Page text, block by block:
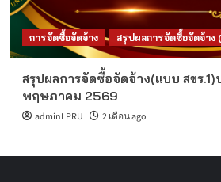
การจัดซื้อจัดจ้าง สรุปผลการจัดซื้อจัดจ้าง
สรุปผลการจัดซื้อจัดจ้าง(แบบ สขร.1)
พฤษภาคม 2569
adminLPRU 2 เดือน ago